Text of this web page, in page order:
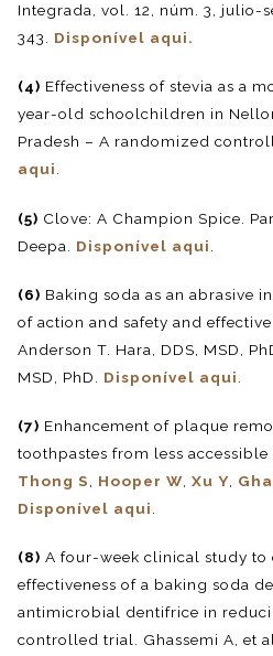
Integrada, vol. 12, núm. 3, julio-
343. Disponível aqui.
(4) Effectiveness of stevia as a
year-old schoolchildren in
Pradesh – A randomized
aqui.
(5) Clove: A Champion Spice.
Deepa. Disponível aqui
(6) Baking soda as an abrasive
of action and safety and
Anderson T. Hara, DDS, MSD,
MSD, PhD. Disponível aqui
(7) Enhancement of plaque
toothpastes from less accessible
Thong S
Hooper W Xu Y
Disponível aqui
(8) A four-week clinical study to
effectiveness of a baking soda
antimicrobial dentifrice in
controlled trial. Ghassemi A, et